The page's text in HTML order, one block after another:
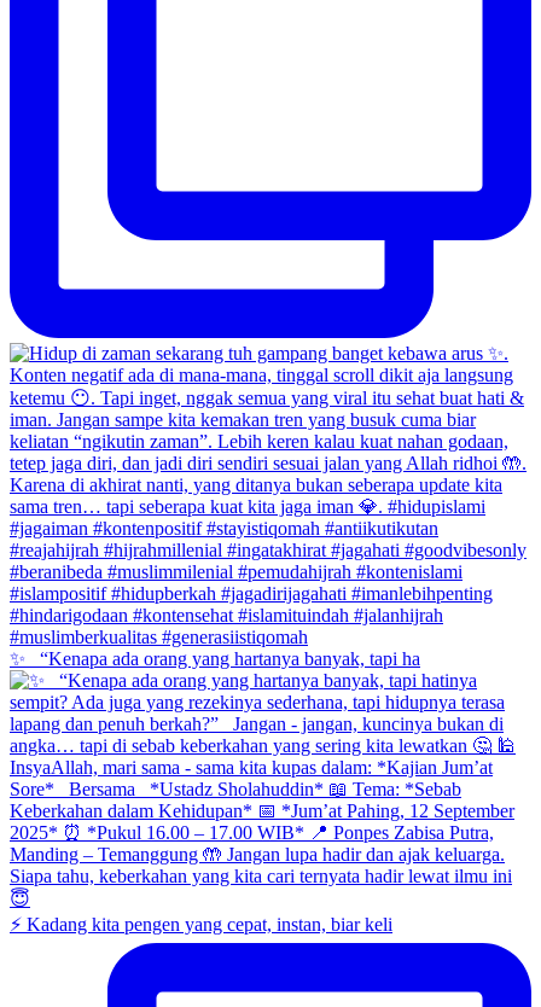
✨ _“Kenapa ada orang yang hartanya banyak, tapi ha
⚡ Kadang kita pengen yang cepat, instan, biar keli